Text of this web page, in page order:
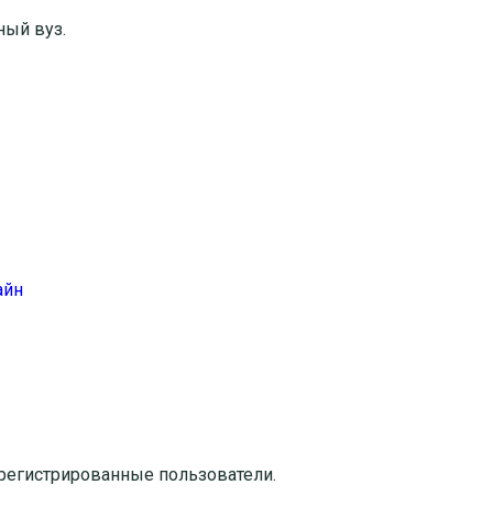
вуз.
пользователи.